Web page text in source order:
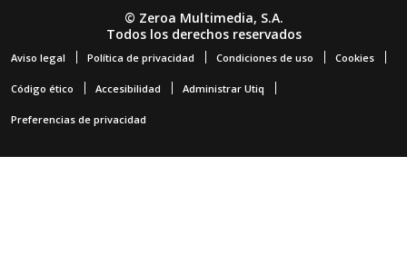
© Zeroa Multimedia, S.A.
Todos los derechos reservados
Aviso legal Política de privacidad Condiciones de uso Cookies
Código ético Accesibilidad Administrar Utiq
Preferencias de privacidad